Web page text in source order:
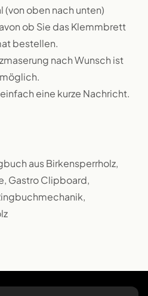
(von oben nach unten)
ob Sie das Klemmbrett
bestellen.
nach Wunsch ist
eine kurze Nachricht.
aus Birkensperrholz,
Gastro Clipboard,